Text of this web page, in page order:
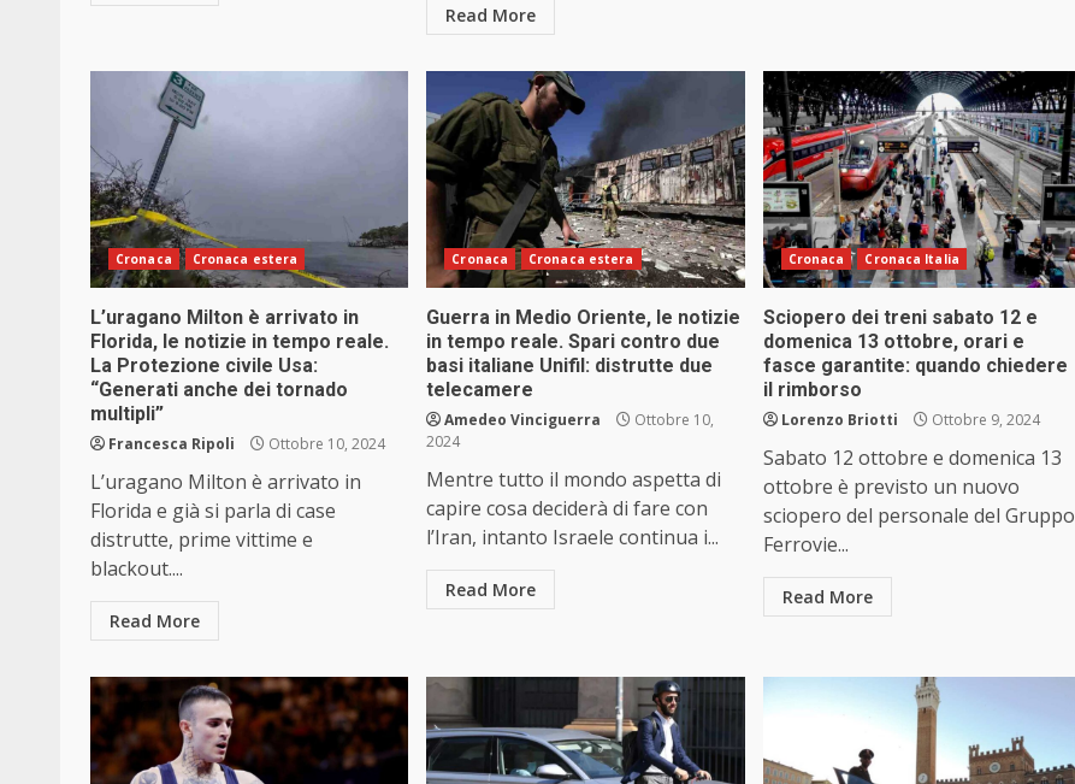
Read More
Cronaca Cronaca estera
L’uragano Milton è arrivato in
Florida, le notizie in tempo reale.
La Protezione civile Usa:
“Generati anche dei tornado
multipli”
Francesca Ripoli Ottobre 10, 2024
L’uragano Milton è arrivato in
Florida e già si parla di case
distrutte, prime vittime e
blackout....
Read More
Cronaca Cronaca estera
Guerra in Medio Oriente, le notizie
in tempo reale. Spari contro due
basi italiane Unifil: distrutte due
telecamere
Amedeo Vinciguerra
Ottobre 10,
2024
Mentre tutto il mondo aspetta di
capire cosa deciderà di fare con
l’Iran, intanto Israele continua i...
Read More
Cronaca Cronaca Italia
Sciopero dei treni sabato 12 e
domenica 13 ottobre, orari e
fasce garantite: quando chiedere
il rimborso
Lorenzo Briotti Ottobre 9, 2024
Sabato 12 ottobre e domenica 13
ottobre è previsto un nuovo
sciopero del personale del Gruppo
Ferrovie...
Read More